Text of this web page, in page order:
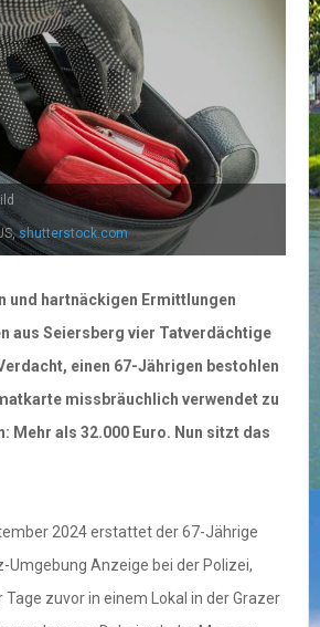
shutterstock.com
und hartnäckigen Ermittlungen
aus Seiersberg vier Tatverdächtige
einen 67-Jährigen bestohlen
missbräuchlich verwendet zu
Mehr als 32.000 Euro. Nun sitzt das
2024 erstattet der 67-Jährige
Umgebung Anzeige bei der Polizei,
zuvor in einem Lokal in der Grazer